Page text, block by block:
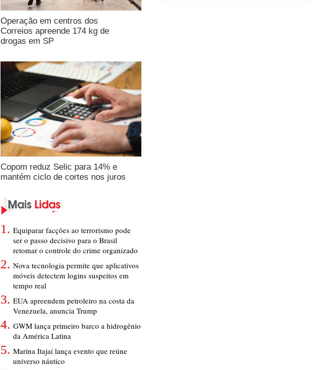
Operação em centros dos
Correios apreende 174 kg de
drogas em SP
Copom reduz Selic para 14% e
mantém ciclo de cortes nos juros
Equiparar facções ao terrorismo pode
ser o passo decisivo para o Brasil
retomar o controle do crime organizado
Nova tecnologia permite que aplicativos
móveis detectem logins suspeitos em
tempo real
EUA apreendem petroleiro na costa da
Venezuela, anuncia Trump
GWM lança primeiro barco a hidrogênio
da América Latina
Marina Itajaí lança evento que reúne
universo náutico